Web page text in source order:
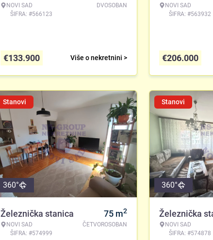
NOVI SAD
ŠIFRA: #566123
DVOSOBAN
Više o nekretnini >
€133.900
NOVI SAD
ŠIFRA: #563932
€206.000
Stanovi
360°
Železnička stanica
NOVI SAD
ŠIFRA: #574999
75 m2
ČETVOROSOBAN
Stanovi
360°
Železnička
NOVI SAD
ŠIFRA: #574878